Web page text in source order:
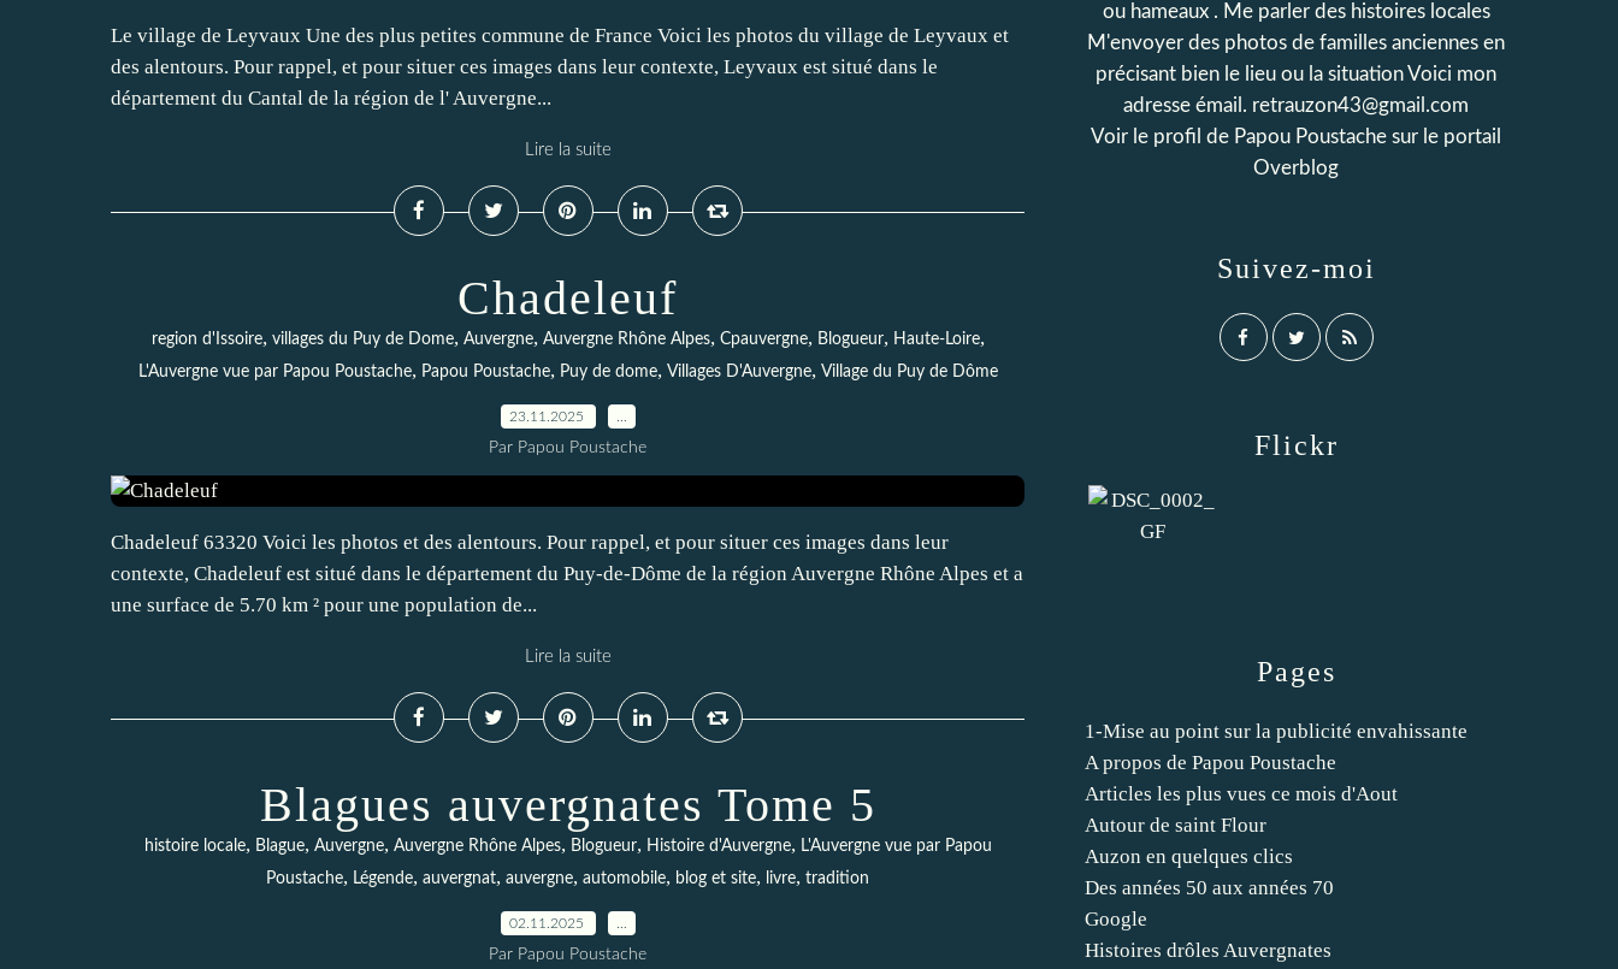
Le village de Leyvaux Une des plus petites commune de France Voici les photos du village de Leyvaux et
des alentours. Pour rappel, et pour situer ces images dans leur contexte, Leyvaux est situé dans le
département du Cantal de la région de l' Auvergne...
Lire la suite
Chadeleuf
region d'Issoire, villages du Puy de Dome, Auvergne, Auvergne Rhône Alpes, Cpauvergne, Blogueur, Haute-Loire,
L'Auvergne vue par Papou Poustache, Papou Poustache, Puy de dome, Villages D'Auvergne, Village du Puy de Dôme
23.11.2025
Par Papou Poustache
Chadeleuf 63320 Voici les photos et des alentours. Pour rappel, et pour situer ces images dans leur
contexte, Chadeleuf est situé dans le département du Puy-de-Dôme de la région Auvergne Rhône Alpes et a
une surface de 5.70 km ² pour une population de...
Lire la suite
Blagues auvergnates Tome 5
histoire locale, Blague, Auvergne, Auvergne Rhône Alpes, Blogueur, Histoire d'Auvergne, L'Auvergne vue par Papou
Poustache, Légende, auvergnat, auvergne, automobile, blog et site, livre, tradition
02.11.2025
Par Papou Poustache
Pages
1-Mise au point sur la publicité envahissante
A propos de Papou Poustache
Articles les plus vues ce mois d'Aout
Autour de saint Flour
Auzon en quelques clics
Des années 50 aux années 70
Google
Histoires drôles Auvergnates
ou hameaux . Me parler des histoires locales
M'envoyer des photos de familles anciennes en
précisant bien le lieu ou la situation Voici mon
adresse émail. retrauzon43@gmail.com
Voir le profil de Papou Poustache sur le portail
Overblog
Suivez-moi
Flickr